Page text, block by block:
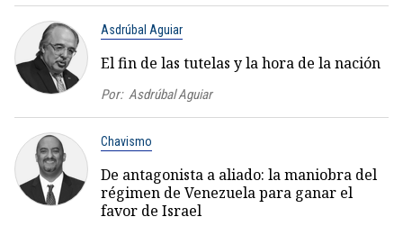
Asdrúbal Aguiar
El fin de las tutelas y la hora de la nación
Por: Asdrúbal Aguiar
Chavismo
De antagonista a aliado: la maniobra del
régimen de Venezuela para ganar el
favor de Israel